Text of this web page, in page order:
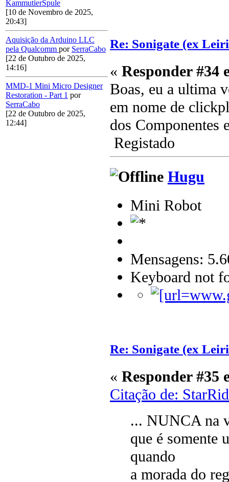
KammutierSpule
[10 de Novembro de 2025,
20:43]
Aquisição da Arduino LLC
pela Qualcomm por SerraCabo
[22 de Outubro de 2025,
14:16]
MMD-1 Mini Micro Designer
Restoration - Part 1 por
SerraCabo
[22 de Outubro de 2025,
12:44]
Re: Sonigate (ex
« Responder #34
Boas, eu a ultima
em nome de
dos Componentes
Registado
Hugu
Mini Robot
Mensagens:
Keyboard not
Re: Sonigate (ex
« Responder #35
Citação de:
... NUNCA na
que é somente
quando
a morada do